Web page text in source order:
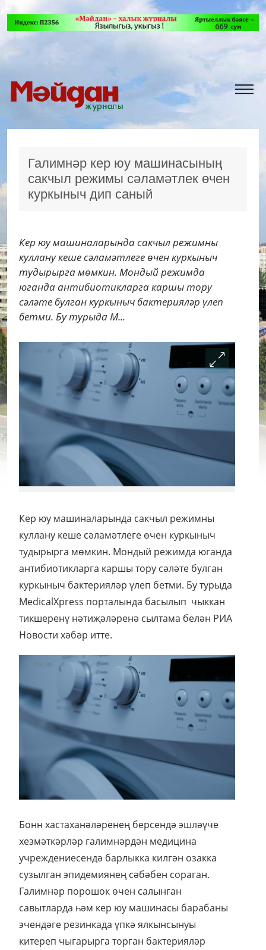
Галимнәр кер юу машинасының
сакчыл режимы сәламәтлек өчен
куркыныч дип саный
Кер юу машиналарында сакчыл режимны
куллану кеше сәламәтлеге өчен куркыныч
тудырырга мөмкин. Мондый режимда
юганда антибиотикларга каршы тору
сәләте булган куркыныч бактерияләр үлеп
бетми. Бу турыда M...
Кер юу машиналарында сакчыл режимны
куллану кеше сәламәтлеге өчен куркыныч
тудырырга мөмкин. Мондый режимда юганда
антибиотикларга каршы тору сәләте булган
куркыныч бактерияләр үлеп бетми. Бу турыда
MedicalXpress порталында басылып чыккан
тикшеренү нәтиҗәләренә сылтама белән РИА
Новости хәбәр итте.
Бонн хастаханәләренең берсендә эшләүче
хезмәткәрләр галимнәрдән медицина
учреждениесендә барлыкка килгән озакка
сузылган эпидемиянең сәбәбен сораган.
Галимнәр порошок өчен салынган
савытларда һәм кер юу машинасы барабаны
эчендәге резинкада үпкә ялкынсынуы
китереп чыгарырга торган бактерияләр